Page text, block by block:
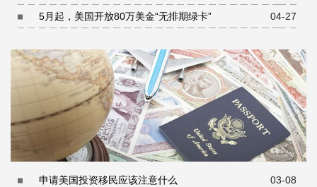
04-27
5月起，美国开放80万美金“无排期绿卡”
03-08
申请美国投资移民应该注意什么